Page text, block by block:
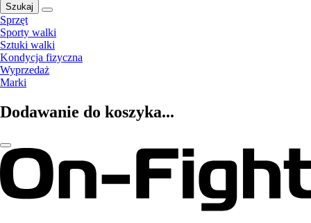
Szukaj
Sprzęt
Sporty walki
Sztuki walki
Kondycja fizyczna
Wyprzedaż
Marki
Dodawanie do koszyka...